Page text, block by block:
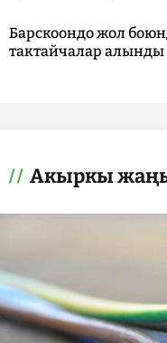
Барскоондо жол
тактайчалар алынды
Акыркы